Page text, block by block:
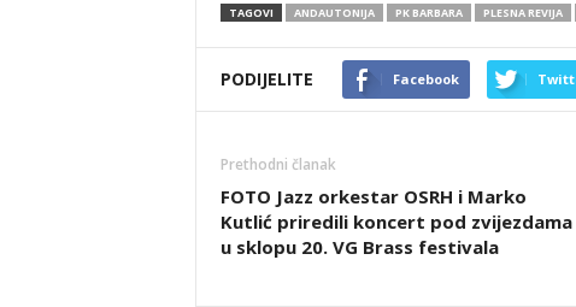
TAGOVI ANDAUTONIJA PK BARBARA PLESNA REVIJA
PODIJELITE Facebook
Prethodni članak
FOTO Jazz orkestar OSRH i Marko
Kutlić priredili koncert pod zvijezdama
u sklopu 20. VG Brass festivala